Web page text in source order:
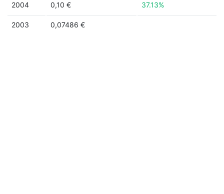
2004 0,10 € 37.13%
2003 0,07486 €